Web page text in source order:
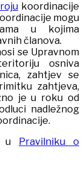
koordinacije
mogu
u kojima
članova.
se Upravnom
osniva
zahtjev se
zahtjeva,
je u roku od
nadležnog
u Pravilniku o